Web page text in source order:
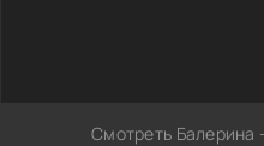
Смотреть Балерина